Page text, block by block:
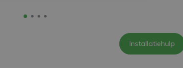
Installatiehulp